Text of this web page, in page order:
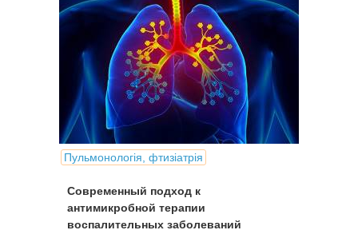
Пульмонологія, фтизіатрія
Современный подход к
антимикробной терапии
воспалительных заболеваний